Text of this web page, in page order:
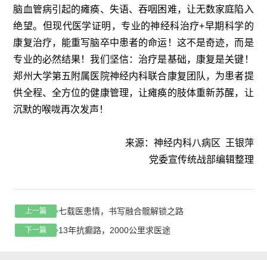
脑血管病引起的瘫痪、失语、吞咽困难，让无数家庭陷入
绝望。但现代医学证明，专业的神经科治疗+早期科学的
康复治疗，能重写脑卒中患者的命运！这不是奇迹，而是
专业的必然结果！我们坚信：治疗是基础，康复是关键！
郑州大学第五附属医院神经内科联合康复团队，为患者提
供全程、全方位的健康管理，让瘫痪的肢体重新苏醒，让
沉默的喉咙再次发声！
来源：神经内科八病区 王银萍
党委宣传统战部编辑整理
上一篇 七载医患情，书写融合髋解锁之路
下一篇 13年抗癫路，2000公里求医途